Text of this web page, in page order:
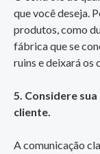
que você deseja.
produtos, como
fábrica que se
ruins e deixará os
5. Considere
cliente.
A comunicação